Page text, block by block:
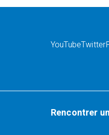
YouTubeTwitter
Rencontrer